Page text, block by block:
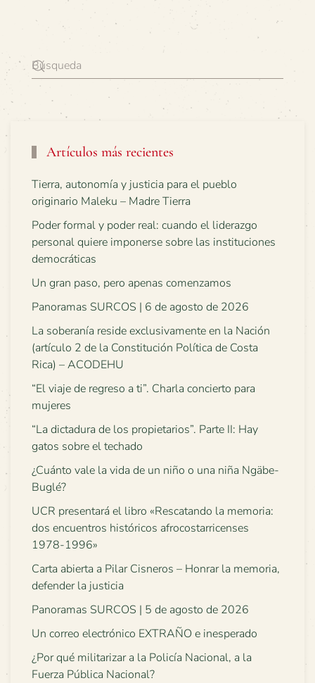
Artículos más recientes
Tierra, autonomía y justicia para el pueblo
originario Maleku – Madre Tierra
Poder formal y poder real: cuando el liderazgo
personal quiere imponerse sobre las instituciones
democráticas
Un gran paso, pero apenas comenzamos
Panoramas SURCOS | 6 de agosto de 2026
La soberanía reside exclusivamente en la Nación
(artículo 2 de la Constitución Política de Costa
Rica) – ACODEHU
“El viaje de regreso a ti”. Charla concierto para
mujeres
“La dictadura de los propietarios”. Parte II: Hay
gatos sobre el techado
¿Cuánto vale la vida de un niño o una niña Ngäbe-
Buglé?
UCR presentará el libro «Rescatando la memoria:
dos encuentros históricos afrocostarricenses
1978-1996»
Carta abierta a Pilar Cisneros – Honrar la memoria,
defender la justicia
Panoramas SURCOS | 5 de agosto de 2026
Un correo electrónico EXTRAÑO e inesperado
¿Por qué militarizar a la Policía Nacional, a la
Fuerza Pública Nacional?